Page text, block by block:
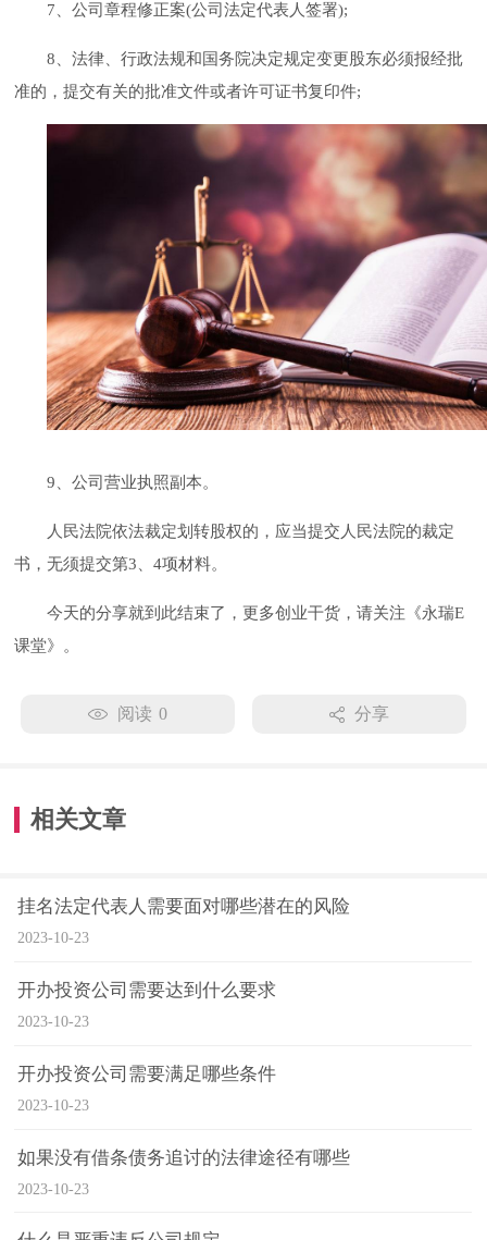
7、 公司章程修正案(公司法定代表人签署);
8、法律、行政法规和国务院决定规定变更股东必须报经批
准的，提交有关的批准文件或者许可证书复印件;
9、公司营业执照副本。
人民法院依法裁定划转股权的，应当提交人民法院的裁定
书，无须提交第3、4项材料。
今天的分享就到此结束了 ，更多创业干货，请关注《永瑞E
课堂》 。
阅读 0 分享
相关文章
挂名法定代表人需要面对哪些潜在的风险
2023-10-23
开办投资公司需要达到什么要求
2023-10-23
开办投资公司需要满足哪些条件
2023-10-23
如果没有借条债务追讨的法律途径有哪些
2023-10-23